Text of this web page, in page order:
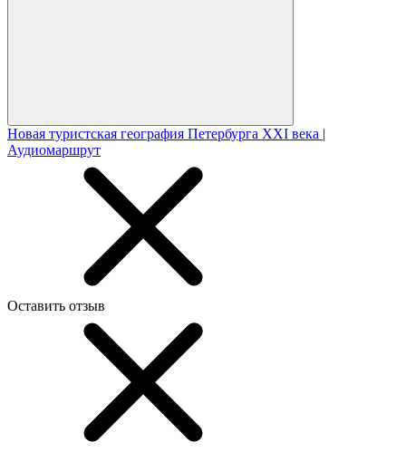
Новая туристская география Петербурга XXI века |
Аудиомаршрут
Оставить отзыв